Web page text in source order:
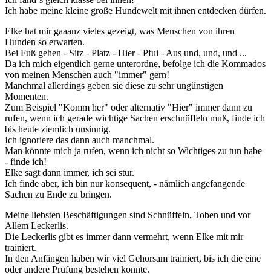
Ich habe meine kleine große Hundewelt mit ihnen entdecken dürfen.
Elke hat mir gaaanz vieles gezeigt, was Menschen von ihren
Hunden so erwarten.
Bei Fuß gehen - Sitz - Platz - Hier - Pfui - Aus und, und, und ...
Da ich mich eigentlich gerne unterordne, befolge ich die Kommados
von meinen Menschen auch "immer" gern!
Manchmal allerdings geben sie diese zu sehr ungünstigen
Momenten.
Zum Beispiel "Komm her" oder alternativ "Hier" immer dann zu
rufen, wenn ich gerade wichtige Sachen erschnüffeln muß, finde ich
bis heute ziemlich unsinnig.
Ich ignoriere das dann auch manchmal.
Man könnte mich ja rufen, wenn ich nicht so Wichtiges zu tun habe
- finde ich!
Elke sagt dann immer, ich sei stur.
Ich finde aber, ich bin nur konsequent, - nämlich angefangende
Sachen zu Ende zu bringen.
Meine liebsten Beschäftigungen sind Schnüffeln, Toben und vor
Allem Leckerlis.
Die Leckerlis gibt es immer dann vermehrt, wenn Elke mit mir
trainiert.
In den Anfängen haben wir viel Gehorsam trainiert, bis ich die eine
oder andere Prüfung bestehen konnte.